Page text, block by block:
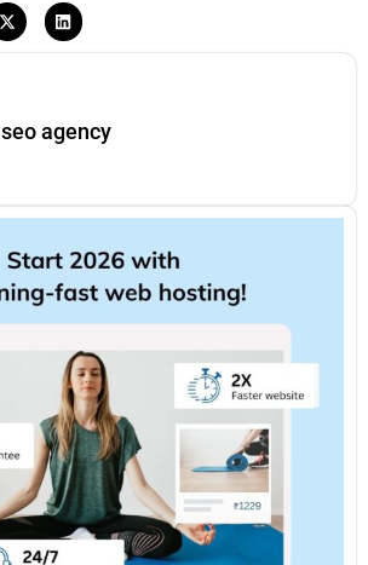
seo agency